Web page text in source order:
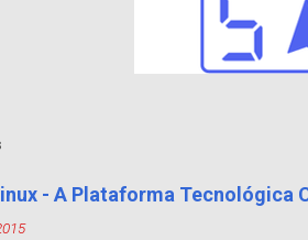
- A Plataforma Tecnológica